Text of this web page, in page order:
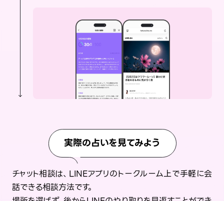
実際の占いを見てみよう
チャット相談は、LINEアプリのトークルーム上で手軽に会
話できる相談方法です。